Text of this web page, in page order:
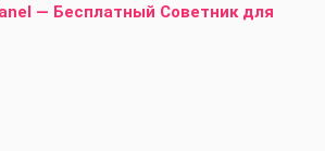
— Бесплатный Советник для